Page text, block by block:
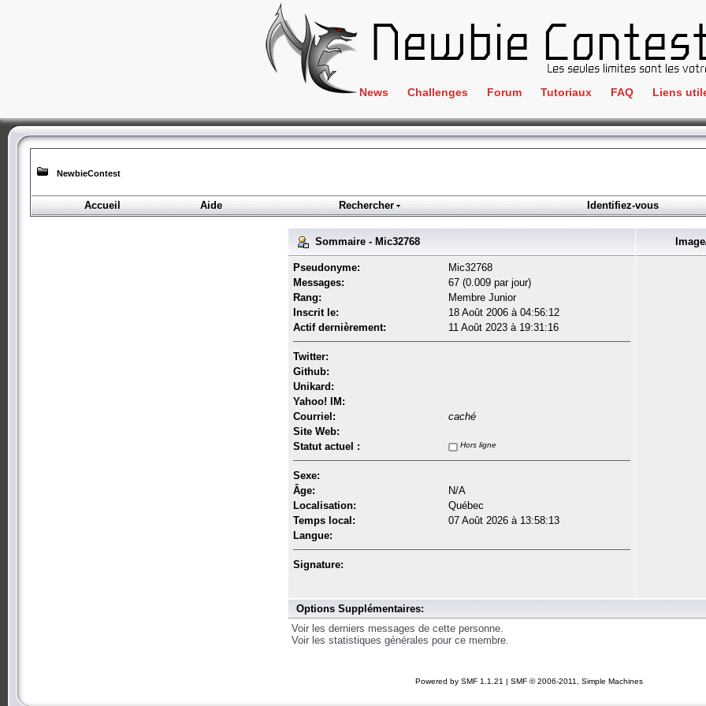
News Challenges
Crackme
ClientSide
Forensics
Programmation
Stéganographie
Wargame
Forum Tutoriaux FAQ Liens
IRC
NewbieContest
Accueil
Aide Rechercher Identifiez-vous
Sommaire - Mic32768
Pseudonyme:
Mic32768
Messages:
67 (0.009 par jour)
Rang:
Membre Junior
Inscrit le:
18 Août 2006 à 04:56:12
Actif dernièrement:
11 Août 2023 à 19:31:16
Twitter:
Github:
Unikard:
Yahoo! IM:
Courriel:
caché
Site Web:
Statut actuel :
Hors ligne
Sexe:
Âge:
N/A
Localisation:
Québec
Temps local:
07 Août 2026 à 13:58:13
Langue:
Signature:
Options Supplémentaires:
Voir les derniers messages de cette personne.
Voir les statistiques générales pour ce membre.
Powered by SMF 1.1.21 | SMF © 2006-2011, Simple Machines